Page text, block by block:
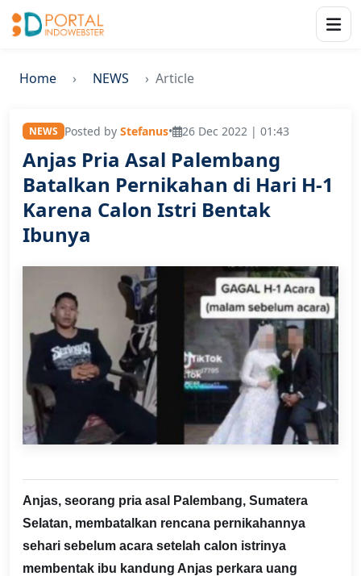
Home NEWS Article
NEWS Posted by Stefanus• 26 Dec 2022 | 01:43
Anjas Pria Asal Palembang
Batalkan Pernikahan di Hari H-1
Karena Calon Istri Bentak
Ibunya
Anjas, seorang pria asal Palembang, Sumatera
Selatan, membatalkan rencana pernikahannya
sehari sebelum acara setelah calon istrinya
membentak ibu kandung Anjas perkara uang